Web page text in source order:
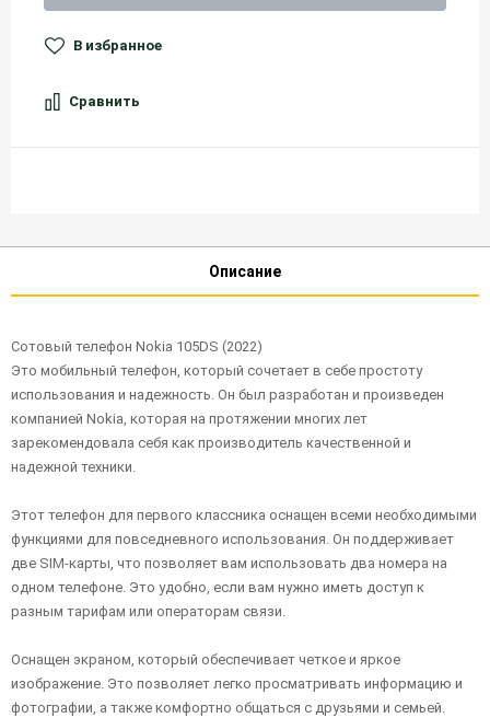
В избранное
Сравнить
Описание
Сотовый телефон Nokia 105DS (2022)
Это мобильный телефон, который сочетает в себе простоту
использования и надежность. Он был разработан и произведен
компанией Nokia, которая на протяжении многих лет
зарекомендовала себя как производитель качественной и
надежной техники.
Этот телефон для первого классника оснащен всеми необходимыми
функциями для повседневного использования. Он поддерживает
две SIM-карты, что позволяет вам использовать два номера на
одном телефоне. Это удобно, если вам нужно иметь доступ к
разным тарифам или операторам связи.
Оснащен экраном, который обеспечивает четкое и яркое
изображение. Это позволяет легко просматривать информацию и
фотографии, а также комфортно общаться с друзьями и семьей.